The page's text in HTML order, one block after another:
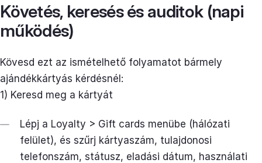
Követés, keresés és auditok (napi
működés)
Kövesd ezt az ismételhető folyamatot bármely
ajándékkártyás kérdésnél:
1) Keresd meg a kártyát
Lépj a Loyalty > Gift cards menübe (hálózati
felület), és szűrj kártyaszám, tulajdonosi
telefonszám, státusz, eladási dátum, használati